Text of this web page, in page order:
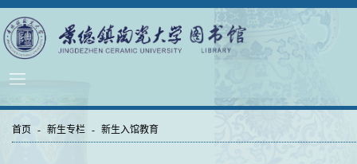
首页 - 新生专栏 - 新生入馆教育